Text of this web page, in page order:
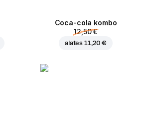
Coca-cola kombo
12,50 €
alates 11,20 €